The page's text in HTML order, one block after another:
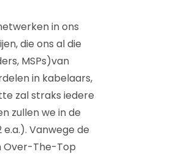
in ons
die ons al die
MSPs)van
in kabelaars,
zal straks iedere
zullen we in de
Vanwege de
Over-The-Top